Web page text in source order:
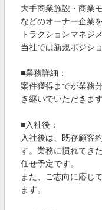
大手商業施設・商業
などのオーナー企業
トラクションマネジ
当社では新規ポジシ
■業務詳細：
案件獲得までが業務
き継いでいただきます
■入社後：
入社後は、既存顧客
す。業務に慣れてき
任せ予定です。
また、ご志向に応じ
ます。